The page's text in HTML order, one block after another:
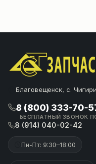
Благовещенск, с.
8 (800) 333-70-
БЕСПЛАТНЫЙ ЗВОНОК
8 (914) 040-02-42
Пн-Пт: 9:30–18:00